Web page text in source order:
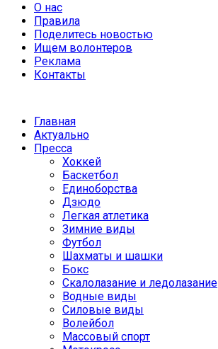
О нас
Правила
Поделитесь новостью
Ищем волонтеров
Реклама
Контакты
Главная
Актуально
Пресса
Хоккей
Баскетбол
Единоборства
Дзюдо
Легкая атлетика
Зимние виды
Футбол
Шахматы и шашки
Бокс
Скалолазание и ледолазание
Водные виды
Силовые виды
Волейбол
Массовый спорт